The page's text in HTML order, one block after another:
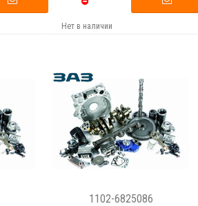
Нет в наличии
1102-6825086